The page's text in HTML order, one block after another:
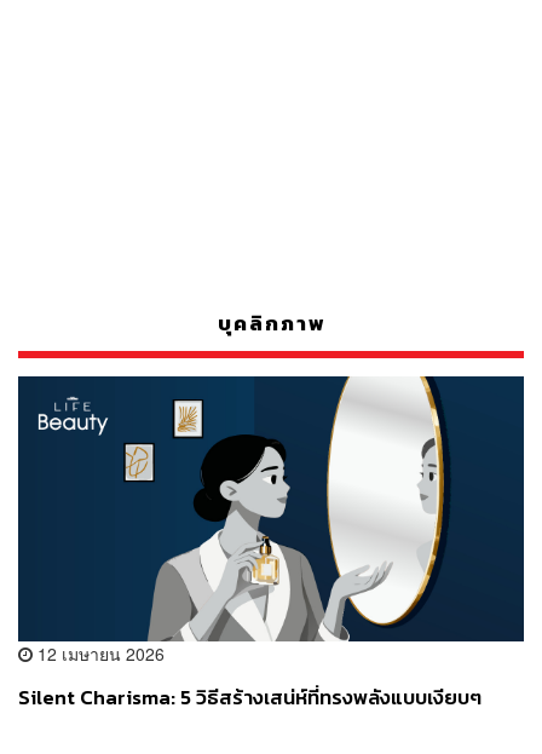
บุคลิกภาพ
12 เมษายน 2026
Silent Charisma: 5 วิธีสร้างเสน่ห์ที่ทรงพลังแบบเงียบๆ